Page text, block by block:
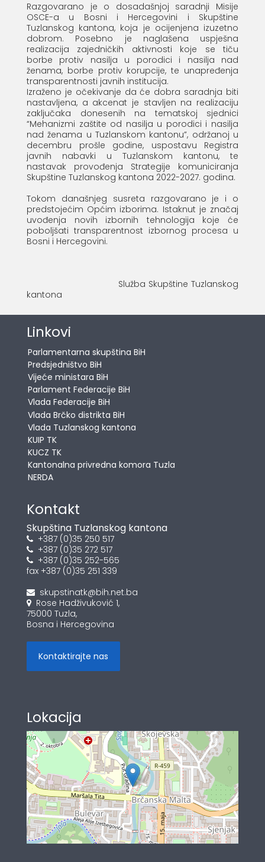
Razgovarano je o dosadašnjoj saradnji Misije
OSCE-a u Bosni i Hercegovini i Skupštine
Tuzlanskog kantona, koja je ocijenjena izuzetno
dobrom. Posebno je naglašena uspješna
realizacija zajedničkih aktivnosti koje se tiču
borbe protiv nasilja u porodici i nasilja nad
ženama, borbe protiv korupcije, te unapređenja
transparentnosti javnih institucija.
Izraženo je očekivanje da će dobra saradnja biti
nastavljena, a akcenat je stavljen na realizaciju
zaključaka donesenih na tematskoj sjednici
“Mehanizmi zaštite od nasilja u porodici i nasilja
nad ženama u Tuzlanskom kantonu”, održanoj u
decembru prošle godine, uspostavu Registra
javnih nabavki u Tuzlanskom kantonu, te
nastavak provođenja Strategije komuniciranja
Skupštine Tuzlanskog kantona 2022-2027. godina.
Tokom današnjeg susreta razgovarano je i o
predstojećim Općim izborima. Istaknut je značaj
uvođenja novih izbornih tehnologija koje će
poboljšati transparentnost izbornog procesa u
Bosni i Hercegovini.
Služba Skupštine Tuzlanskog
kantona
Linkovi
Parlamentarna skupština BiH
Predsjedništvo BiH
Vijeće ministara BiH
Parlament Federacije BiH
Vlada Federacije BiH
Vlada Brčko distrikta BiH
Vlada Tuzlanskog kantona
KUIP TK
KUCZ TK
Kantonalna privredna komora Tuzla
NERDA
Kontakt
Skupština Tuzlanskog kantona
+387 (0)35 250 517
+387 (0)35 272 517
+387 (0)35 252-565
fax +387 (0)35 251 339
skupstinatk@bih.net.ba
Rose Hadživuković 1,
75000 Tuzla,
Bosna i Hercegovina
Kontaktirajte nas
Lokacija